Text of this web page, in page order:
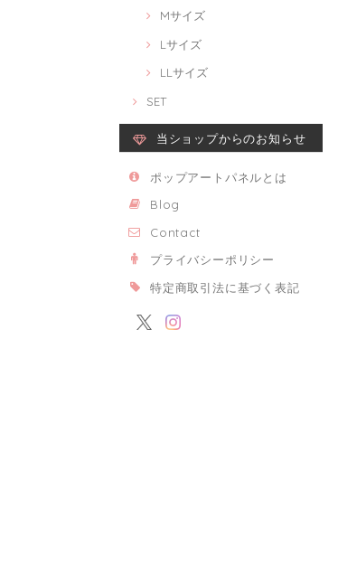
Mサイズ
Lサイズ
LLサイズ
SET
当ショップからのお知らせ
ポップアートパネルとは
Blog
Contact
プライバシーポリシー
特定商取引法に基づく表記